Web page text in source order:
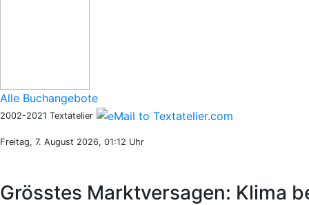
Alle Buchangebote
2002-2021 Textatelier
Freitag, 7. August 2026, 01:12 Uhr
Grösstes Marktversagen: Klima